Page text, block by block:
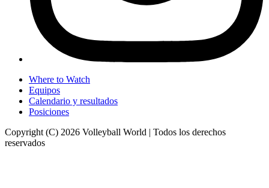
Where to Watch
Equipos
Calendario y resultados
Posiciones
Copyright (C) 2026 Volleyball World | Todos los derechos
reservados